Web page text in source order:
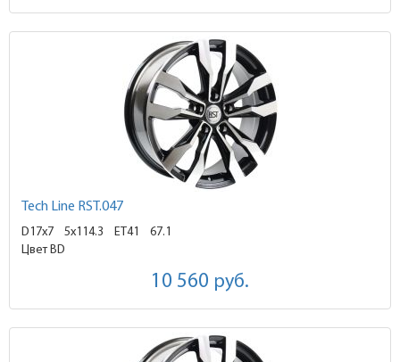
Tech Line RST.047
D17x7 5x114.3 ET41
67.1
Цвет BD
10 560 руб.